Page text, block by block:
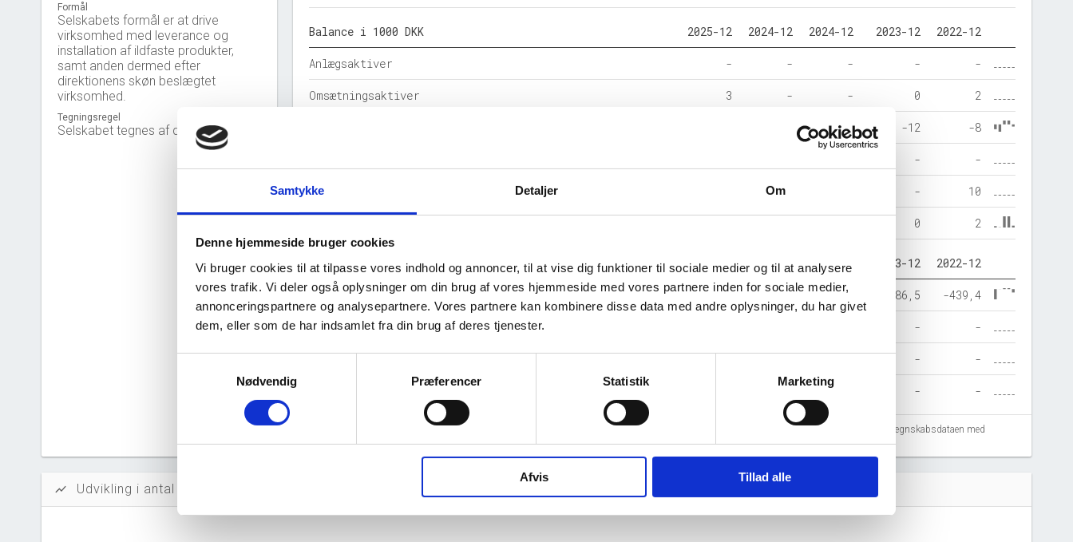
Samtykke Detaljer Om
Denne hjemmeside bruger cookies
Vi bruger cookies til at tilpasse vores indhold og annoncer, til at vise dig funktioner til sociale medier og til at analysere
vores trafik. Vi deler også oplysninger om din brug af vores hjemmeside med vores partnere inden for sociale medier,
annonceringspartnere og analysepartnere. Vores partnere kan kombinere disse data med andre oplysninger, du har givet
dem, eller som de har indsamlet fra din brug af deres tjenester.
Nødvendig
Præferencer Statistik Marketing
Afvis Tillad alle
Formål
Selskabets formål er at drive
virksomhed med leverance og
installation af ildfaste produkter,
samt anden dermed efter
direktionens skøn beslægtet
virksomhed.
Tegningsregel
Selskabet tegnes af direktionen.
Balance i 1000 DKK 2025-12 2024-12 2024-12 2023-12 2022-12
Anlægsaktiver - - - - -
Omsætningsaktiver 3 - - 0 2
6 -12 -8
- -
Gældsforpligtelser - 10
0 2
Nøgletal i % 2025-12 2024-12 2024-12 2023-12 2022-12
Soliditetsgrad -142,5 41,9 41,9 -3.886,5 -439,4
Likviditetsgrad - -
Afkastningsgrad - - - - -
- - -
Tal fra erhvervsstyrelsens regnskabs-API. eStatistik henviser til Erhvervsstyrelsen ved eventuelle fejlregistreringer. Vi anbefaler at krydstjekke regnskabsdataen med
årsrapporterne i PDF.
show_chart Udvikling i antal ansatte